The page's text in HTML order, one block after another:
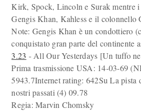
Kirk, Spock, Lincoln e Surak mentre
Gengis Khan, Kahless e il colonnello
Note: Gengis Khan è un condottiero
conquistato gran parte del continente
3.23 - All Our Yesterdays [Un tuffo
Prima trasmissione USA: 14-03-69
5943.7Internet rating: 642Su La pista
nostri passati (4) 09.78
Regia: Marvin Chomsky